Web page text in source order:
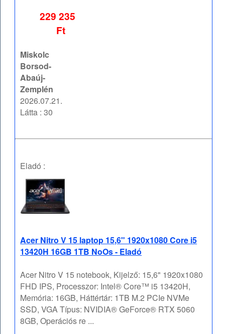
229 235
Ft
Miskolc
Borsod-
Abaúj-
Zemplén
2026.07.21.
Látta : 30
Eladó :
Acer Nitro V 15 laptop 15,6" 1920x1080 Core i5
13420H 16GB 1TB NoOs - Eladó
Acer Nitro V 15 notebook, Kijelző: 15,6" 1920x1080
FHD IPS, Processzor: Intel® Core™ i5 13420H,
Memória: 16GB, Háttértár: 1TB M.2 PCIe NVMe
SSD, VGA Típus: NVIDIA® GeForce® RTX 5060
8GB, Operációs re ...